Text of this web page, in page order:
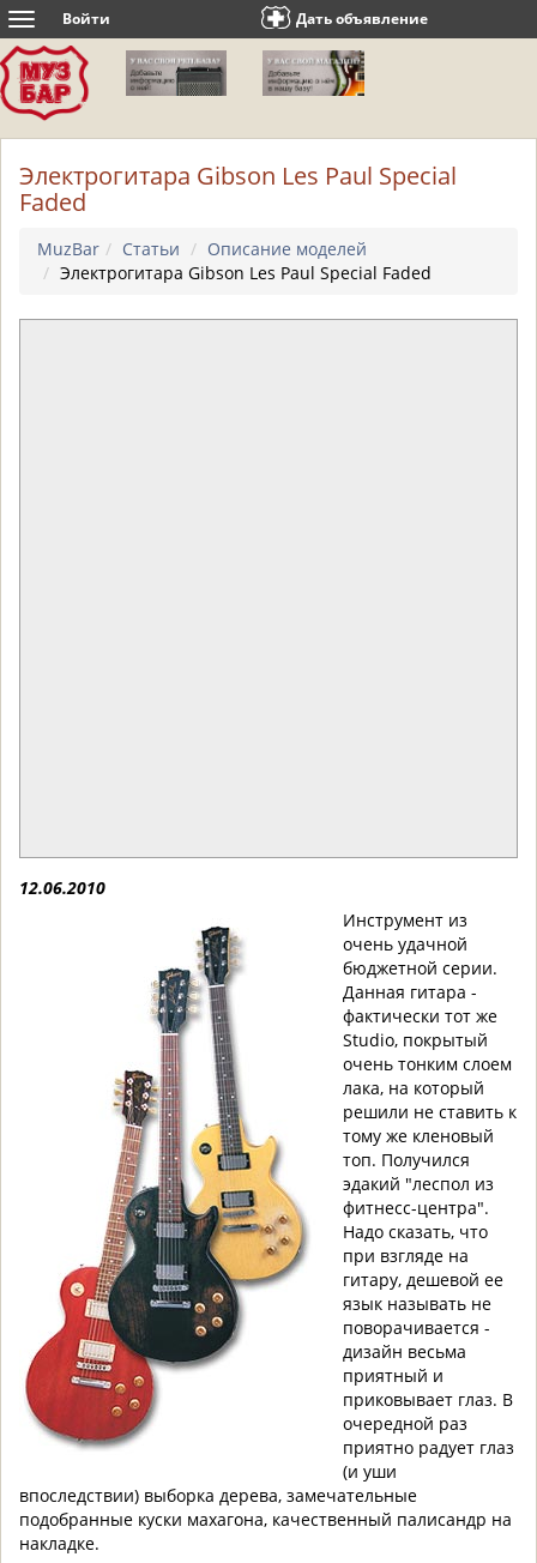
Toggle
navigation
Войти Дать объявление
Электрогитара Gibson Les Paul Special
Faded
MuzBar Статьи
Описание моделей
Электрогитара Gibson Les Paul Special Faded
12.06.2010
Инструмент из
очень удачной
бюджетной серии.
Данная гитара -
фактически тот же
Studio, покрытый
очень тонким слоем
лака, на который
решили не ставить к
тому же кленовый
топ. Получился
эдакий "леспол из
фитнесс-центра".
Надо сказать, что
при взгляде на
гитару, дешевой ее
язык называть не
поворачивается -
дизайн весьма
приятный и
приковывает глаз. В
очередной раз
приятно радует глаз
(и уши
впоследствии) выборка дерева, замечательные
подобранные куски махагона, качественный палисандр на
накладке.